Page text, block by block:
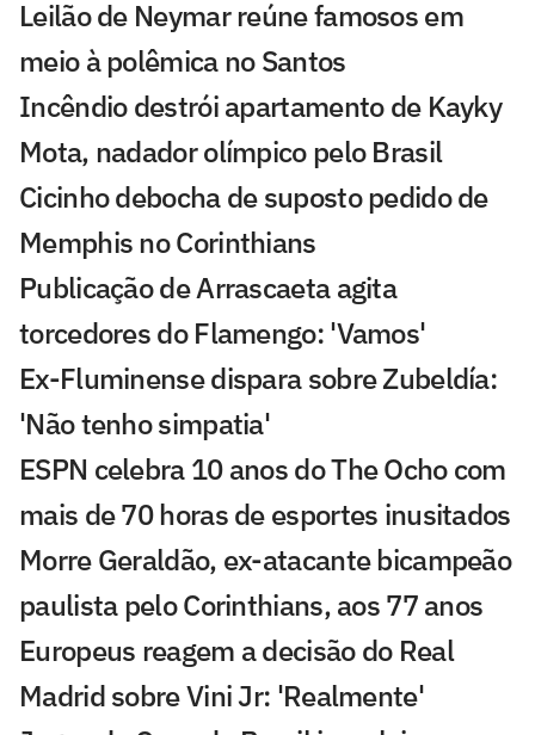
Leilão de Neymar reúne famosos em
meio à polêmica no Santos
Incêndio destrói apartamento de Kayky
Mota, nadador olímpico pelo Brasil
Cicinho debocha de suposto pedido de
Memphis no Corinthians
Publicação de Arrascaeta agita
torcedores do Flamengo: 'Vamos'
Ex-Fluminense dispara sobre Zubeldía:
'Não tenho simpatia'
ESPN celebra 10 anos do The Ocho com
mais de 70 horas de esportes inusitados
Morre Geraldão, ex-atacante bicampeão
paulista pelo Corinthians, aos 77 anos
Europeus reagem a decisão do Real
Madrid sobre Vini Jr: 'Realmente'